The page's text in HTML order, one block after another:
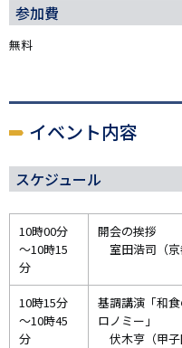
参加費
無料
イベント内容
スケジュール
10時00分
～10時15
分
開会の挨拶
室田浩司（京
10時15分
～10時45
分
基調講演「和
ロノミー」
伏木亨（甲子